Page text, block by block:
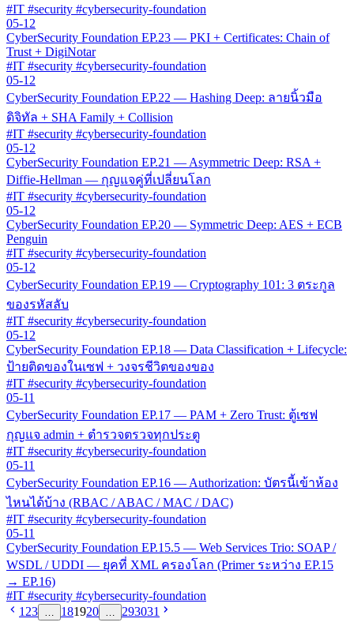
#IT #security #cybersecurity-foundation
05-12
CyberSecurity Foundation EP.23 — PKI + Certificates: Chain of
Trust + DigiNotar
#IT #security #cybersecurity-foundation
05-12
CyberSecurity Foundation EP.22 — Hashing Deep: ลายนิ้วมือ
ดิจิทัล + SHA Family + Collision
#IT #security #cybersecurity-foundation
05-12
CyberSecurity Foundation EP.21 — Asymmetric Deep: RSA +
Diffie-Hellman — กุญแจคู่ที่เปลี่ยนโลก
#IT #security #cybersecurity-foundation
05-12
CyberSecurity Foundation EP.20 — Symmetric Deep: AES + ECB
Penguin
#IT #security #cybersecurity-foundation
05-12
CyberSecurity Foundation EP.19 — Cryptography 101: 3 ตระกูล
ของรหัสลับ
#IT #security #cybersecurity-foundation
05-12
CyberSecurity Foundation EP.18 — Data Classification + Lifecycle:
ป้ายติดของในเซฟ + วงจรชีวิตของของ
#IT #security #cybersecurity-foundation
05-11
CyberSecurity Foundation EP.17 — PAM + Zero Trust: ตู้เซฟ
กุญแจ admin + ตำรวจตรวจทุกประตู
#IT #security #cybersecurity-foundation
05-11
CyberSecurity Foundation EP.16 — Authorization: บัตรนี้เข้าห้อง
ไหนได้บ้าง (RBAC / ABAC / MAC / DAC)
#IT #security #cybersecurity-foundation
05-11
CyberSecurity Foundation EP.15.5 — Web Services Trio: SOAP /
WSDL / UDDI — ยุคที่ XML ครองโลก (Primer ระหว่าง EP.15
→ EP.16)
#IT #security #cybersecurity-foundation
1 23 181920 293031